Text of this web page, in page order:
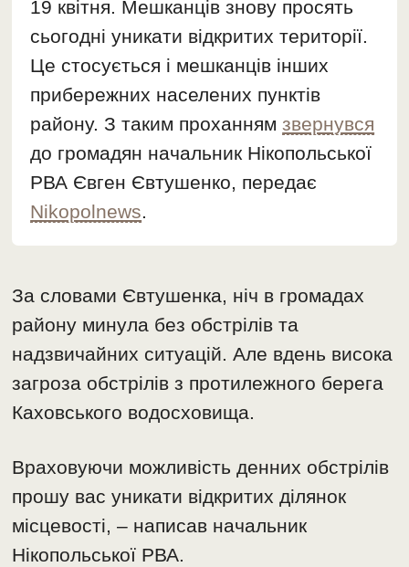
19 квітня. Мешканців знову просять
сьогодні уникати відкритих території.
Це стосується і мешканців інших
прибережних населених пунктів
району. З таким проханнямзвернувся
до громадян начальник Нікопольської
РВА Євген Євтушенко, передає
Nikopolnews.
За словами Євтушенка, ніч в громадах
району минула без обстрілів та
надзвичайних ситуацій. Але вдень висока
загроза обстрілів з протилежного берега
Каховського водосховища.
Враховуючи можливість денних обстрілів
прошу вас уникати відкритих ділянок
місцевості, – написав начальник
Нікопольської РВА.